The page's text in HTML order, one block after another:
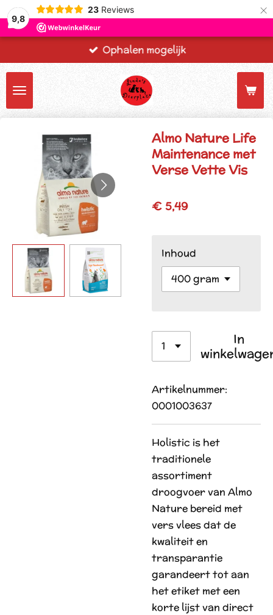
9,8
23 Reviews ×
Ophalen mogelijk
Almo Nature Life
Maintenance met
Verse Vette Vis
€ 5,49
Inhoud
In
Artikelnummer:
0001003637
Holistic is het
traditionele
assortiment
droogvoer van Almo
Nature bereid met
vers vlees dat de
kwaliteit en
transparantie
garandeert tot aan
het etiket met een
korte lijst van direct